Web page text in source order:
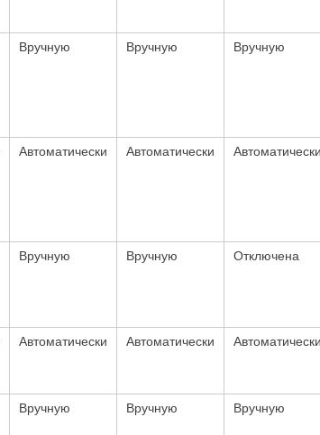
Вручную Вручную Вручную
Автоматически Автоматически
Вручную Вручную Отключена
Автоматически Автоматически
Вручную Вручную Вручную